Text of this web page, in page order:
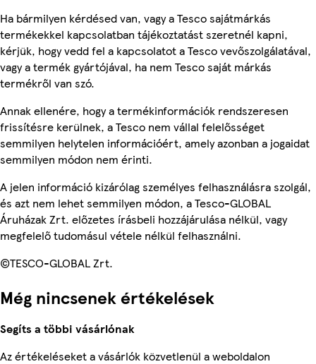
Ha bármilyen kérdésed van, vagy a Tesco sajátmárkás
termékekkel kapcsolatban tájékoztatást szeretnél kapni,
kérjük, hogy vedd fel a kapcsolatot a Tesco vevőszolgálatával,
vagy a termék gyártójával, ha nem Tesco saját márkás
termékről van szó.
Annak ellenére, hogy a termékinformációk rendszeresen
frissítésre kerülnek, a Tesco nem vállal felelősséget
semmilyen helytelen információért, amely azonban a jogaidat
semmilyen módon nem érinti.
A jelen információ kizárólag személyes felhasználásra szolgál,
és azt nem lehet semmilyen módon, a Tesco-GLOBAL
Áruházak Zrt. előzetes írásbeli hozzájárulása nélkül, vagy
megfelelő tudomásul vétele nélkül felhasználni.
©TESCO-GLOBAL Zrt.
Még nincsenek értékelések
Segíts a többi vásárlónak
Az értékeléseket a vásárlók közvetlenül a weboldalon